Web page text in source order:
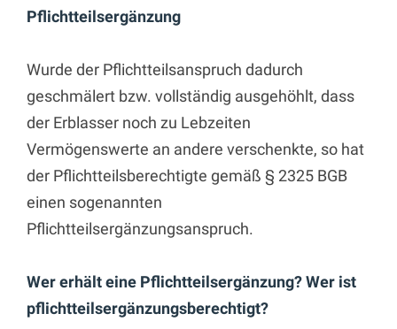
Pflichtteilsergänzung
Wurde der Pflichtteilsanspruch dadurch
geschmälert bzw. vollständig ausgehöhlt, dass
der Erblasser noch zu Lebzeiten
Vermögenswerte an andere verschenkte, so hat
der Pflichtteilsberechtigte gemäß § 2325 BGB
einen sogenannten
Pflichtteilsergänzungsanspruch.
Wer erhält eine Pflichtteilsergänzung? Wer ist
pflichtteilsergänzungsberechtigt?